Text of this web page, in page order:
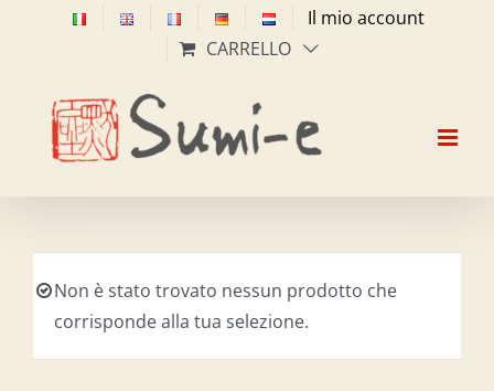
Il mio account
CARRELLO
Non è stato trovato nessun prodotto che
corrisponde alla tua selezione.